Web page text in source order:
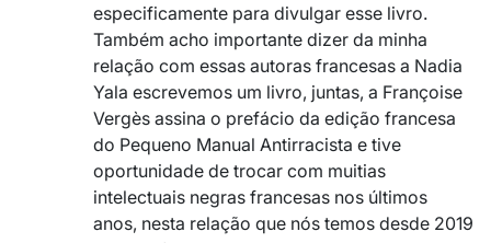
especificamente para divulgar esse livro.
Também acho importante dizer da minha
relação com essas autoras francesas a Nadia
Yala escrevemos um livro, juntas, a Françoise
Vergès assina o prefácio da edição francesa
do Pequeno Manual Antirracista e tive
oportunidade de trocar com muitias
intelectuais negras francesas nos últimos
anos, nesta relação que nós temos desde 2019